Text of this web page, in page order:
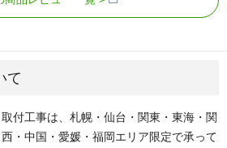
て
取付工事は、札幌・仙台・関東・東海・関
西・中国・愛媛・福岡エリア限定で承って